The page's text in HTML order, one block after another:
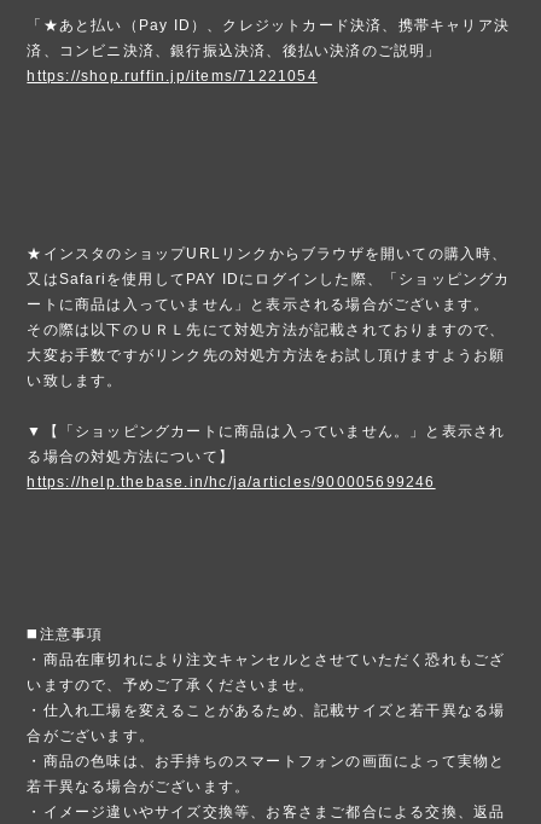
「★あと払い（Pay ID）、クレジットカード決済、携帯キャリア決
済、コンビニ決済、銀行振込決済、後払い決済のご説明」
https://shop.ruffin.jp/items/71221054
★インスタのショップURLリンクからブラウザを開いての購入時、
又はSafariを使用してPAY IDにログインした際、「ショッピングカ
ートに商品は入っていません」と表示される場合がございます。
その際は以下のＵＲＬ先にて対処方法が記載されておりますので、
大変お手数ですがリンク先の対処方方法をお試し頂けますようお願
い致します。
▼【「ショッピングカートに商品は入っていません。」と表示され
る場合の対処方法について】
https://help.thebase.in/hc/ja/articles/900005699246
◼️注意事項
・商品在庫切れにより注文キャンセルとさせていただく恐れもござ
いますので、予めご了承くださいませ。
・仕入れ工場を変えることがあるため、記載サイズと若干異なる場
合がございます。
・商品の色味は、お手持ちのスマートフォンの画面によって実物と
若干異なる場合がございます。
・イメージ違いやサイズ交換等、お客さまご都合による交換、返品